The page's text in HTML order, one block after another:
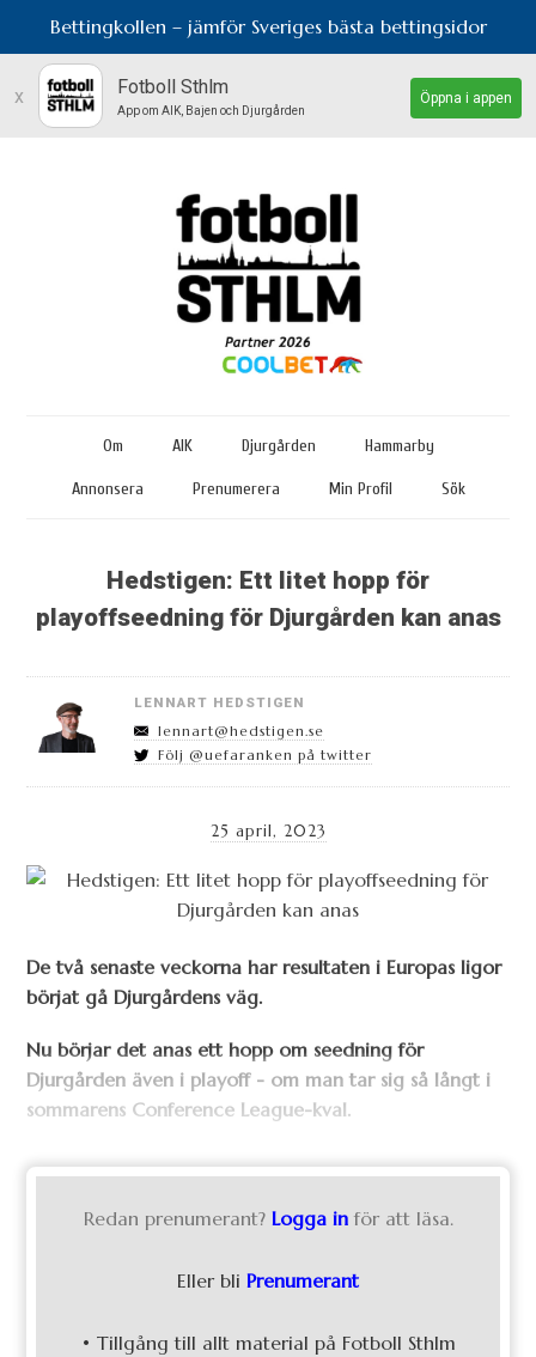
Bettingkollen – jämför Sveriges bästa bettingsidor
x Fotboll Sthlm
App om AIK, Bajen och Djurgården
Öppna i appen
Om AIK Djurgården Hammarby
Annonsera Prenumerera Min Profil Sök
Hedstigen: Ett litet hopp för
playoffseedning för Djurgården kan anas
LENNART HEDSTIGEN
lennart@hedstigen.se
Följ @uefaranken på twitter
25 april, 2023
De två senaste veckorna har resultaten i Europas ligor
börjat gå Djurgårdens väg.
Nu börjar det anas ett hopp om seedning för
Djurgården även i playoff - om man tar sig så långt i
sommarens Conference League-kval.
Redan prenumerant? Logga in för att läsa.
Eller bli Prenumerant
• Tillgång till allt material på Fotboll Sthlm